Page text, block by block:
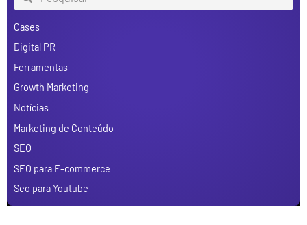
Cases
Digital PR
Ferramentas
Growth Marketing
Notícias
Marketing de Conteúdo
SEO
SEO para E-commerce
Seo para Youtube